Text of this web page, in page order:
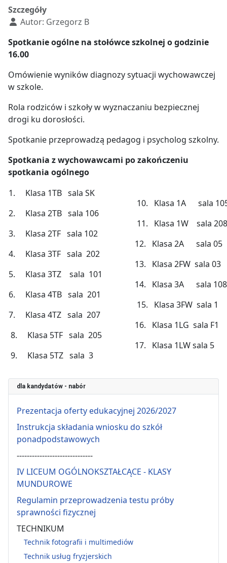
Szczegóły
Autor: Grzegorz B
Spotkanie ogólne na stołówce szkolnej o godzinie
16.00
Omówienie wyników diagnozy sytuacji wychowawczej
w szkole.
Rola rodziców i szkoły w wyznaczaniu bezpiecznej
drogi ku dorosłości.
Spotkanie przeprowadzą pedagog i psycholog szkolny.
Spotkania z wychowawcami po zakończeniu
spotkania ogólnego
1. Klasa 1TB sala SK
2. Klasa 2TB sala 106
3. Klasa 2TF sala 102
4. Klasa 3TF sala 202
5. Klasa 3TZ sala 101
6. Klasa 4TB sala 201
7. Klasa 4TZ sala 207
8. Klasa 5TF sala 205
9. Klasa 5TZ sala 3
10. Klasa 1A sala
11. Klasa 1W sala 208
12. Klasa 2A sala 05
13. Klasa 2FW sala 03
14. Klasa 3A sala 108
15. Klasa 3FW sala 1
16. Klasa 1LG sala F1
17. Klasa 1LW sala 5
dla kandydatów - nabór
Prezentacja oferty edukacyjnej 2026/2027
Instrukcja składania wniosku do szkół
ponadpodstawowych
------------------------------
IV LICEUM OGÓLNOKSZTAŁCĄCE - KLASY
MUNDUROWE
Regulamin przeprowadzenia testu próby
sprawności fizycznej
TECHNIKUM
Technik fotografii i multimediów
Technik usług fryzjerskich